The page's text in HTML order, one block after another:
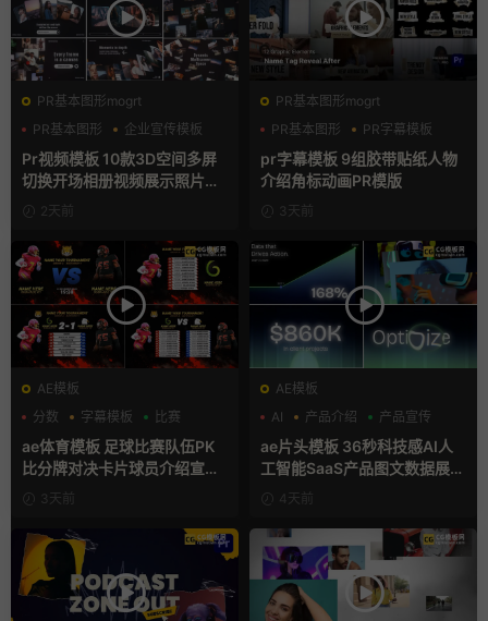
PR基本图形mogrt
PR基本图形
企业宣传模板
幻灯片
Pr视频模板 10款3D空间多屏
切换开场相册视频展示照片墙
pr模板
2天前
PR基本图形mogrt
PR基本图形
PR字幕模板
人物介绍
pr字幕模板 9组胶带贴纸人物
介绍角标动画PR模版
3天前
AE模板
分数
字幕模板 比赛
ae体育模板 足球比赛队伍PK
比分牌对决卡片球员介绍宣传
视频AE模板
3天前
AE模板
AI
产品介绍 产品宣传
ae片头模板 36秒科技感AI人
工智能SaaS产品图文数据展示
宣传视频AE模板
4天前